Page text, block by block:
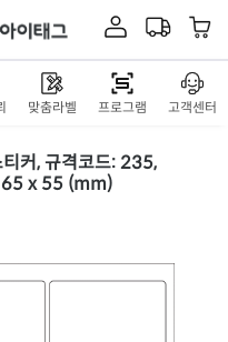
맞춤라벨 프로그램 고객센터
커, 규격코드: 235,
65 x 55 (mm)